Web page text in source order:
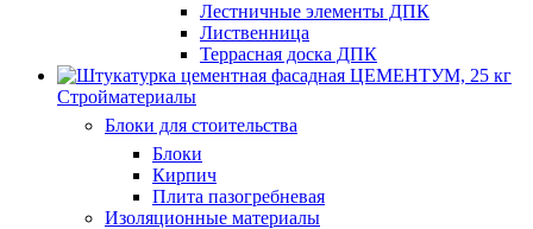
Лестничные элементы ДПК
Лиственница
Террасная доска ДПК
Стройматериалы
Блоки для стоительства
Блоки
Кирпич
Плита пазогребневая
Изоляционные материалы